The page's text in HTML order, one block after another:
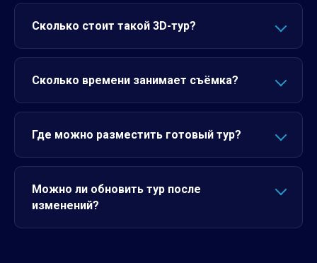
Сколько стоит такой 3D-тур?
Сколько времени занимает съёмка?
Где можно разместить готовый тур?
Можно ли обновить тур после
изменений?